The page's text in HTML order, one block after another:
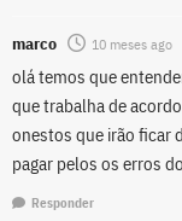
marco 10 meses ago
olá temos que
que trabalha de
onestos que irão ficar
pagar pelos os erros
Responder